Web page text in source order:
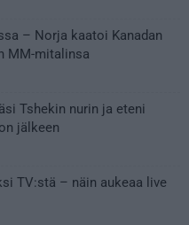
– Norja kaatoi Kanadan
MM-mitalinsa
Tshekin nurin ja eteni
jälkeen
TV:stä – näin aukeaa live